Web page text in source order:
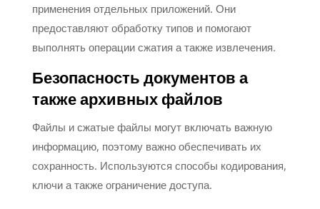
применения отдельных приложений. Они
предоставляют обработку типов и помогают
выполнять операции сжатия а также извлечения.
Безопасность документов а
также архивных файлов
Файлы и сжатые файлы могут включать важную
информацию, поэтому важно обеспечивать их
сохранность. Используются способы кодирования,
ключи а также ограничение доступа.